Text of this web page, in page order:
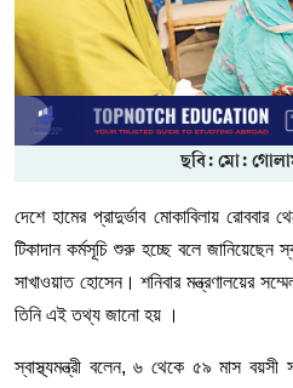
ছবি: মো:
দেশে হামের প্রাদুর্ভাব মোকাবিলায় রোববার
টিকাদান কর্মসূচি শুরু হচ্ছে বলে জানিয়েছেন
সাখাওয়াত হোসেন। শনিবার মন্ত্রণালয়ের
তিনি এই তথ্য জানো হয় ।
স্বাস্থ্যমন্ত্রী বলেন,৬ থেকে ৫৯ মাস বয়সী